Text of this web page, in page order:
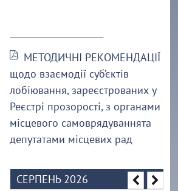
МЕТОДИЧНІ РЕКОМЕНДАЦІЇ
щодо взаємодії суб’єктів
лобіювання, зареєстрованих у
Реєстрі прозорості, з органами
місцевого самоврядуваннята
депутатами місцевих рад
СЕРПЕНЬ 2026